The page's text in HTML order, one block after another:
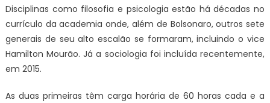
Disciplinas como filosofia e psicologia estão há décadas no
currículo da academia onde, além de Bolsonaro, outros sete
generais de seu alto escalão se formaram, incluindo o vice
Hamilton Mourão. Já a sociologia foi incluída recentemente,
em 2015.
As duas primeiras têm carga horária de 60 horas cada e a